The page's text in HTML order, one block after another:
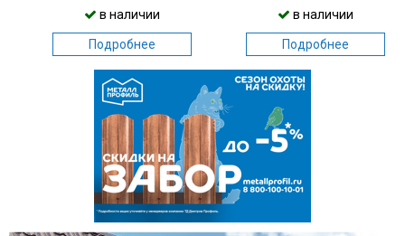
в наличии
Подробнее
в наличии
Подробнее